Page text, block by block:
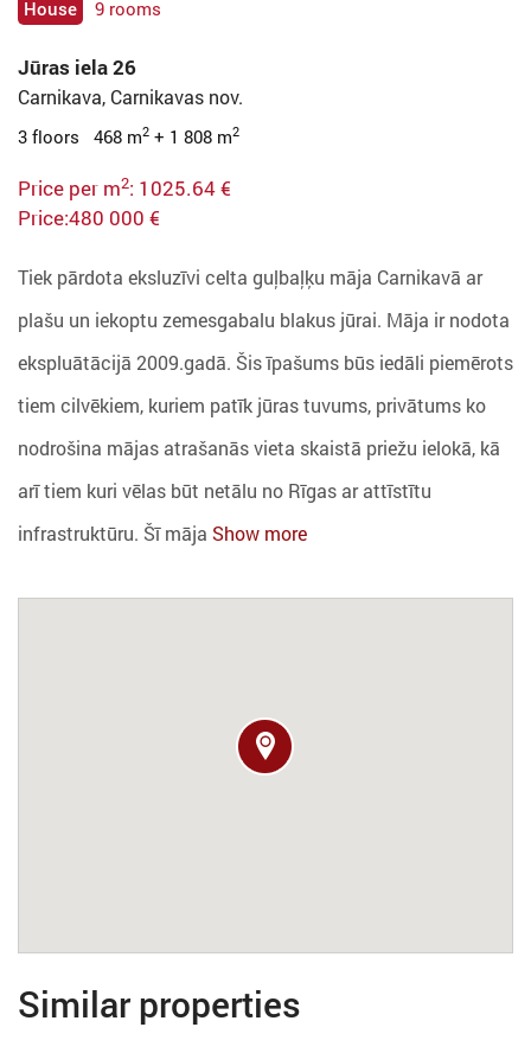
House 9 rooms
Jūras iela 26
Carnikava, Carnikavas nov.
3 floors 468 m2 + 1 808 m2
Price per m2: 1025.64 €
Price:480 000 €
Tiek pārdota eksluzīvi celta guļbaļķu māja Carnikavā ar
plašu un iekoptu zemesgabalu blakus jūrai. Māja ir nodota
ekspluātācijā 2009.gadā. Šis īpašums būs iedāli piemērots
tiem cilvēkiem, kuriem patīk jūras tuvums, privātums ko
nodrošina mājas atrašanās vieta skaistā priežu ielokā, kā
arī tiem kuri vēlas būt netālu no Rīgas ar attīstītu
infrastruktūru. Šī māja Show more
Similar properties